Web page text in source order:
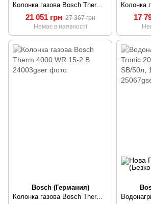
Колонка газова Bosch Therm 4000 WR 13-2 B
21 051 грн 27 367 грн
Немає в наявності
17
Bosch (Германия)
Колонка газова Bosch Therm 4000 WR 15-2 B